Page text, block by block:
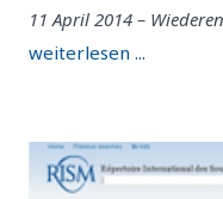
11 April 2014 –
weiterlesen ...